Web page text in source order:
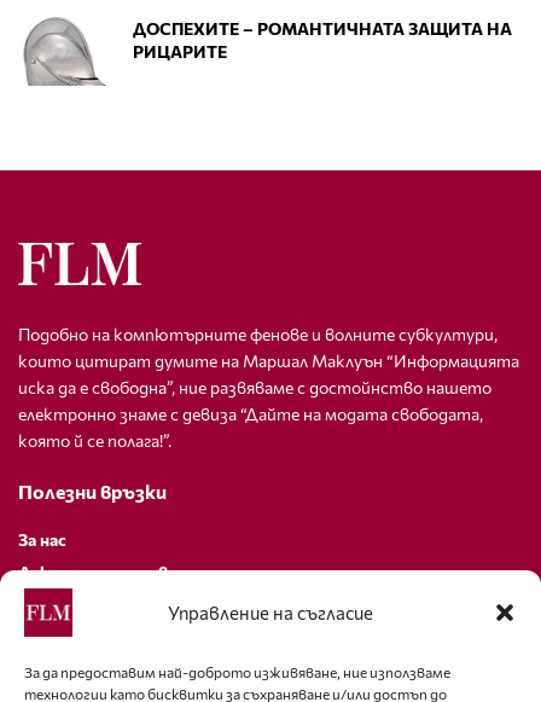
Управление на съгласие
За да предоставим най-доброто изживяване, ние използваме
технологии като бисквитки за съхраняване и/или достъп до
ДОСПЕХИТЕ – РОМАНТИЧНАТА ЗАЩИТА НА
РИЦАРИТЕ
Подобно на компютърните фенове и волните субкултури,
които цитират думите на Маршал Маклуън “Информацията
иска да е свободна”, ние развяваме с достойнство нашето
електронно знаме с девиза “Дайте на модата свободата,
която й се полага!”.
Полезни връзки
За нас
Декларация за поверителност
Политика за бисквитки
За контакти